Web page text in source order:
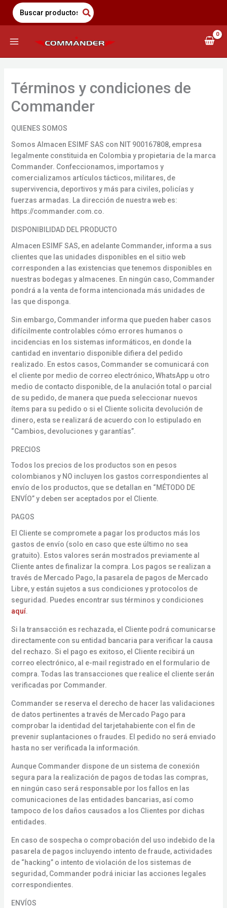
Saltar
contenido
Search
for:
Términos y condiciones de
Commander
QUIENES SOMOS
Somos Almacen ESIMF SAS con NIT 900167808, empresa
legalmente constituida en Colombia y propietaria de la marca
Commander. Confeccionamos, importamos y
comercializamos artículos tácticos, militares, de
supervivencia, deportivos y más para civiles, policías y
fuerzas armadas. La dirección de nuestra web es:
https://commander.com.co.
DISPONIBILIDAD DEL PRODUCTO
Almacen ESIMF SAS, en adelante Commander, informa a sus
clientes que las unidades disponibles en el sitio web
corresponden a las existencias que tenemos disponibles en
nuestras bodegas y almacenes. En ningún caso, Commander
pondrá a la venta de forma intencionada más unidades de
las que disponga.
Sin embargo, Commander informa que pueden haber casos
difícilmente controlables cómo errores humanos o
incidencias en los sistemas informáticos, en donde la
cantidad en inventario disponible difiera del pedido
realizado. En estos casos, Commander se comunicará con
el cliente por medio de correo electrónico, WhatsApp u otro
medio de contacto disponible, de la anulación total o parcial
de su pedido, de manera que pueda seleccionar nuevos
ítems para su pedido o si el Cliente solicita devolución de
dinero, esta se realizará de acuerdo con lo estipulado en
“Cambios, devoluciones y garantías”.
PRECIOS
Todos los precios de los productos son en pesos
colombianos y NO incluyen los gastos correspondientes al
envío de los productos, que se detallan en “MÉTODO DE
ENVÍO” y deben ser aceptados por el Cliente.
PAGOS
El Cliente se compromete a pagar los productos más los
gastos de envío (solo en caso que este último no sea
gratuito). Estos valores serán mostrados previamente al
Cliente antes de finalizar la compra. Los pagos se realizan a
través de Mercado Pago, la pasarela de pagos de Mercado
Libre, y están sujetos a sus condiciones y protocolos de
seguridad. Puedes encontrar sus términos y condiciones
aquí.
Si la transacción es rechazada, el Cliente podrá comunicarse
directamente con su entidad bancaria para verificar la causa
del rechazo. Si el pago es exitoso, el Cliente recibirá un
correo electrónico, al e-mail registrado en el formulario de
compra. Todas las transacciones que realice el cliente serán
verificadas por Commander.
Commander se reserva el derecho de hacer las validaciones
de datos pertinentes a través de Mercado Pago para
comprobar la identidad del tarjetahabiente con el fin de
prevenir suplantaciones o fraudes. El pedido no será enviado
hasta no ser verificada la información.
Aunque Commander dispone de un sistema de conexión
segura para la realización de pagos de todas las compras,
en ningún caso será responsable por los fallos en las
comunicaciones de las entidades bancarias, así como
tampoco de los daños causados a los Clientes por dichas
entidades.
En caso de sospecha o comprobación del uso indebido de la
pasarela de pagos incluyendo intento de fraude, actividades
de “hacking” o intento de violación de los sistemas de
seguridad, Commander podrá iniciar las acciones legales
correspondientes.
ENVÍOS